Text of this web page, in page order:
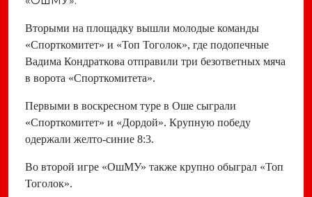
Вторыми на площадку вышли молодые команды
«Спорткомитет» и «Топ Тоголок», где подопечные
Вадима Кондраткова отправили три безответных мяча
в ворота «Спорткомитета».
Первыми в воскресном туре в Оше сыграли
«Спорткомитет» и «Дордой». Крупную победу
одержали желто-синие 8:3.
Во второй игре «ОшМУ» также крупно обыграл «Топ
Тоголок».